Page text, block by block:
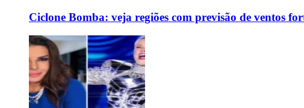
Ciclone Bomba: veja regiões com previsão de ventos